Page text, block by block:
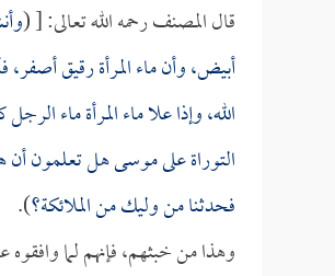
قال المصنف رحمه الله تعالى: [ (
أبيض، وأن ماء المرأة رقيق أصفر،
الله، وإذا علا ماء المرأة ماء
التوراة على موسى هل تعلمون أن
فحدثنا من وليك من الملائكة؟).
وهذا من خبثهم، فإنهم لما